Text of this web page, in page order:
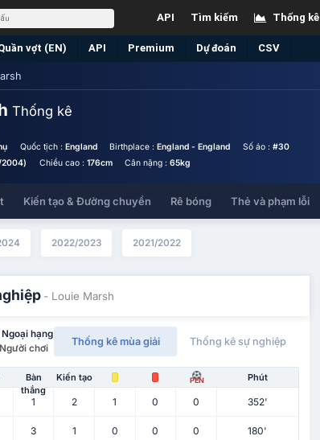
Thống kê
Tìm kiếm
API
vợt (EN) API Premium Dự đoán CSV
Thống kê
Quốc tịch : England Birthplace :England - England Số áo : #30
Chiều cao : 176cm Cân nặng :65kg
Kiến tạo & Đường chuyền Rê bóng Thẻ và phạm lỗi
2022/2023 2021/2022
- Louie Marsh
hạng
chơi
Thống kê mùa giải Thống kê sự nghiệp
Bàn
thắng
Kiến tạo PEN Phút
1 2 1 0 0 352'
3 1 0 0 0 180'